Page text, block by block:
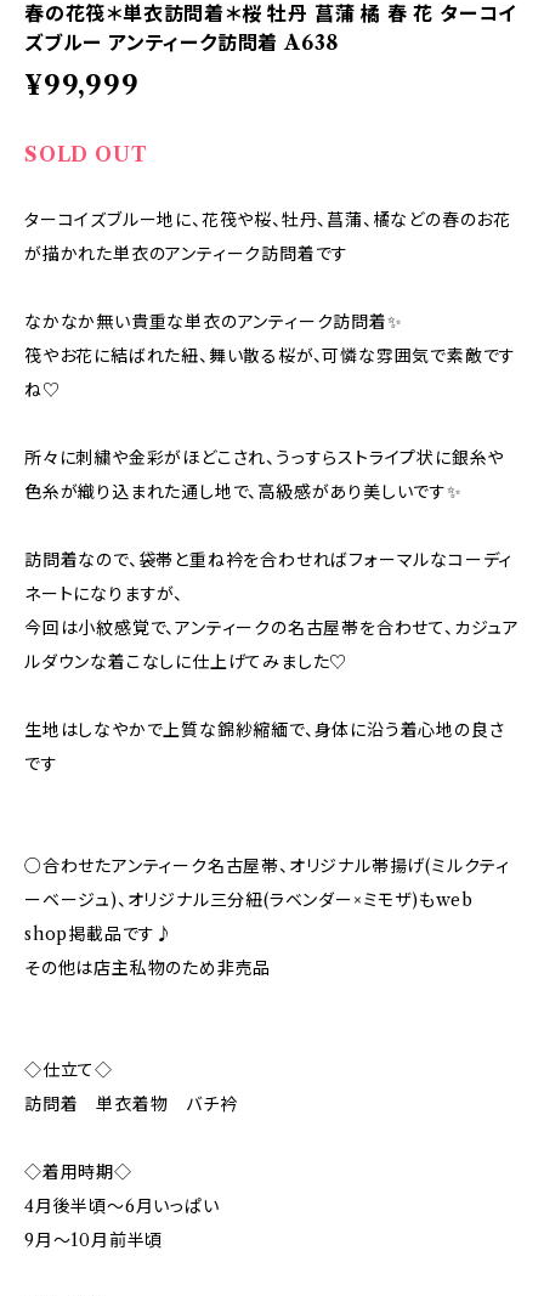
春の花筏＊単衣訪問着＊桜 牡丹 菖蒲 橘 春 花 ターコイ
ズブルー アンティーク訪問着 A638
¥99,999
SOLD OUT
ターコイズブルー地に、花筏や桜、牡丹、菖蒲、橘などの春のお花
が描かれた単衣のアンティーク訪問着です
なかなか無い貴重な単衣のアンティーク訪問着✨
筏やお花に結ばれた紐、舞い散る桜が、可憐な雰囲気で素敵です
ね♡
所々に刺繍や金彩がほどこされ、うっすらストライプ状に銀糸や
色糸が織り込まれた通し地で、高級感があり美しいです✨
訪問着なので、袋帯と重ね衿を合わせればフォーマルなコーディ
ネートになりますが、
今回は小紋感覚で、アンティークの名古屋帯を合わせて、カジュア
ルダウンな着こなしに仕上げてみました♡
生地はしなやかで上質な錦紗縮緬で、身体に沿う着心地の良さ
です
○合わせたアンティーク名古屋帯、オリジナル帯揚げ(ミルクティ
ーベージュ)、オリジナル三分紐(ラベンダー×ミモザ)もweb
shop掲載品です♪
その他は店主私物のため非売品
◇仕立て◇
訪問着 単衣着物 バチ衿
◇着用時期◇
4月後半頃〜6月いっぱい
9月〜10月前半頃